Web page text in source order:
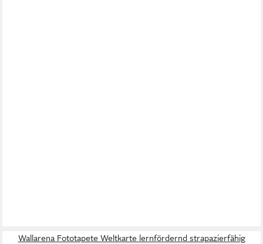
Wallarena Fototapete Weltkarte lernfördernd strapazierfähig